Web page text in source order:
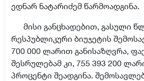
ედნარ ნატარიძემ წარმოადგინა.
მისი განცხადებით, გასული
რესპუბლიკური ბიუჯეტის
700 000 ლარით განისაზღვრა,
შესრულებამ კი, 755 393 200
პროცენტი შეადგინა.